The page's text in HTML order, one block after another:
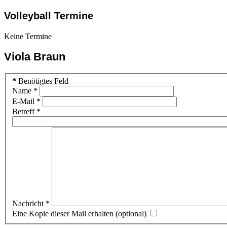
Volleyball Termine
Keine Termine
Viola Braun
* Benötigtes Feld
Name *
E-Mail *
Betreff*
Nachricht *
Eine Kopie dieser Mail erhalten (optional)